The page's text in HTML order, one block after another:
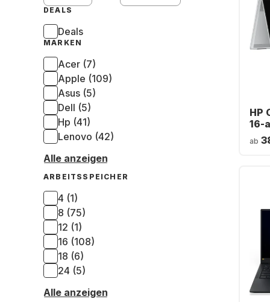
DEALS
Deals
MARKEN
Acer (7)
Apple (109)
Asus (5)
Dell (5)
Hp (41)
Lenovo (42)
Alle anzeigen
ARBEITSSPEICHER
4 (1)
8 (75)
12 (1)
16 (108)
18 (6)
24 (5)
Alle anzeigen
HP
16-
-
7-
ab